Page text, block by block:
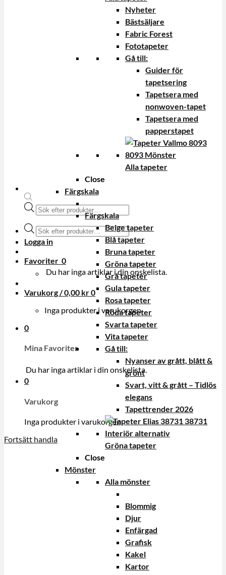
Produktsökning
Produktsökning
Logga in
Favoriter 0
Du har inga artiklar i din onskelista.
Varukorg /0,00 kr0
Inga produkter i varukorgen.
0
Mina Favoriter
Du har inga artiklar i din onskelista.
0
Varukorg
Inga produkter i varukorgen.
Fortsätt handla
Nyheter
Bästsäljare
Fabric Forest
Fototapeter
Gå till:
Guider för
tapetsering
Tapetsera med
nonwoven-tapet
Tapetsera med
papperstapet
Alla tapeter
Close
Färgskala
Färgskala
Beige tapeter
Blå tapeter
Bruna tapeter
Gröna tapeter
Grå tapeter
Gula tapeter
Rosa tapeter
Röda tapeter
Svarta tapeter
Vita tapeter
Gå till:
Nyanser av grått, blått &
grönt
Svart, vitt & grått – Tidlös
elegans
Tapettrender 2026
Gröna tapeter
Close
Mönster
Alla mönster
Blommig
Djur
Enfärgad
Grafisk
Kakel
Kartor